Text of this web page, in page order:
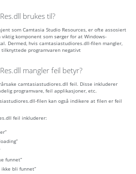
brukes til?
som Camtasia Studio Resources, er ofte assosiert
komponent som sørger for at Windows-
Dermed, hvis camtasiastudiores.dll-filen mangler,
programvaren negativt
mangler feil betyr?
camtasiastudiores.dll feil. Disse inkluderer
programvare, feil applikasjoner, etc.
filen kan også indikere at filen er feil
feil inkluderer:
funnet”
bli funnet”